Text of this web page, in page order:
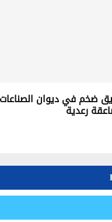
ضخم في ديوان الصناعات
رعدية